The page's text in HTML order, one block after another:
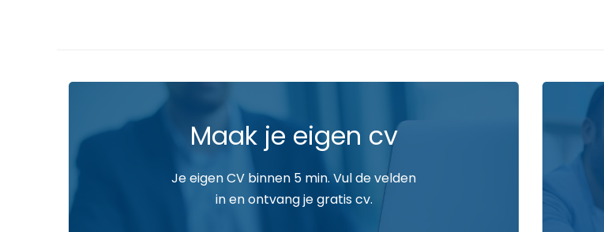
Maak je eigen cv
Je eigen CV binnen 5 min. Vul de velden
in en ontvang je gratis cv.